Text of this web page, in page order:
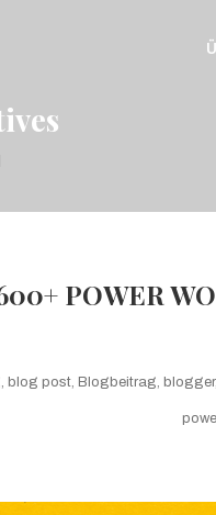
POWER
, blog post, Blogbeitrag, blogger,